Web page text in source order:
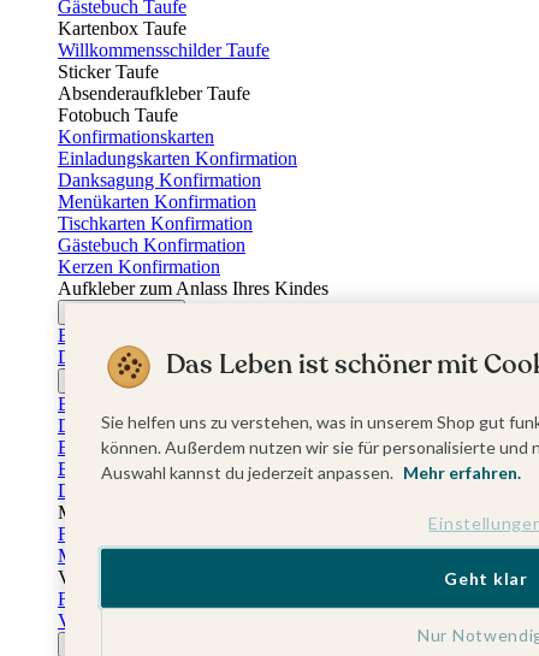
Gästebuch Taufe
Kartenbox Taufe
Willkommensschilder Taufe
Sticker Taufe
Absenderaufkleber Taufe
Fotobuch Taufe
Konfirmationskarten
Einladungskarten Konfirmation
Danksagung Konfirmation
Menükarten Konfirmation
Tischkarten Konfirmation
Gästebuch Konfirmation
Kerzen Konfirmation
Aufkleber zum Anlass Ihres Kindes
Einladungskarten Firmung
Dankeskarten Firmung
Jugendweihekarten
Einladungskarten Jugendweihe
Dankeskarten Jugendweihe
Einschulungskarten
Einladungskarten Einschulung
Danksagung Einschulung
Muttertag
Fotogeschenke Muttertag
Muttertagskarten
Vatertag
Fotogeschenke Vatertag
Vatertagskarten
Das Leben ist schöner mit
Sie helfen uns zu verstehen, was in unserem Shop gut
können. Außerdem nutzen wir sie für personalisierte
Auswahl kannst du jederzeit anpassen. Mehr erfahren.
Nur
Geht klar